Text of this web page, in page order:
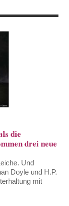
die
drei neue
Und
Doyle und H.P.
mit